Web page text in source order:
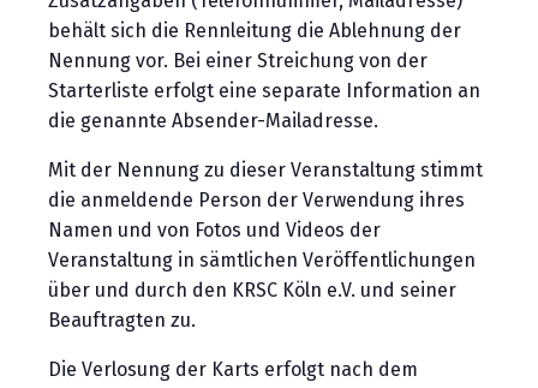
behält sich die Rennleitung die Ablehnung der
Nennung vor. Bei einer Streichung von der
Starterliste erfolgt eine separate Information an
die genannte Absender-Mailadresse.
Mit der Nennung zu dieser Veranstaltung stimmt
die anmeldende Person der Verwendung ihres
Namen und von Fotos und Videos der
Veranstaltung in sämtlichen Veröffentlichungen
über und durch den KRSC Köln e.V. und seiner
Beauftragten zu.
Die Verlosung der Karts erfolgt nach dem